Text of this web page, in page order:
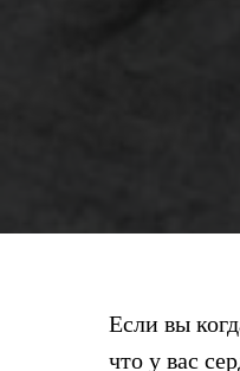
Если вы
что у вас